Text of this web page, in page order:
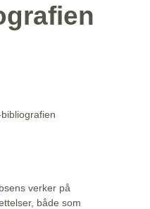
verker på
både som